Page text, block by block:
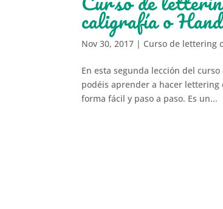
caligrafía o
Nov 30, 2017 | Curso de lettering
En esta segunda lección del
podéis aprender a hacer
forma fácil y paso a paso. Es un...